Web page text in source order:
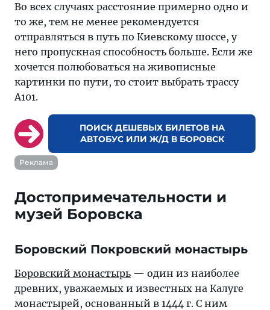
Во всех случаях расстояние примерно одно и
то же, тем не менее рекомендуется
отправляться в путь по Киевскому шоссе, у
него пропускная способность больше. Если же
хочется полюбоваться на живописные
картинки по пути, то стоит выбрать трассу
А101.
ПОИСК ДЕШЕВЫХ БИЛЕТОВ НА
АВТОБУС ИЛИ Ж/Д В БОРОВСК
Реклама
Достопримечательности и
музей Боровска
Боровский Покровский монастырь
Боровский монастырь — один из наиболее
древних, уважаемых и известных на Калуге
монастырей, основанный в 1444 г. С ним